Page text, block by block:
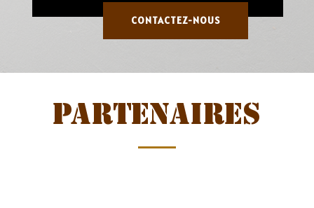
CONTACTEZ-NOUS
Partenaires